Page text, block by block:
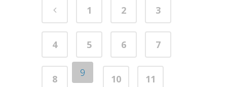
1 2 3
4 5 6 7
8
9
10 11